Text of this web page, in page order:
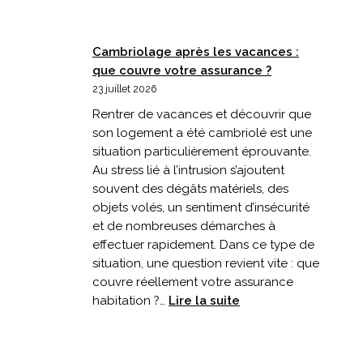
Cambriolage après les vacances :
que couvre votre assurance ?
23 juillet 2026
Rentrer de vacances et découvrir que
son logement a été cambriolé est une
situation particulièrement éprouvante.
Au stress lié à l’intrusion s’ajoutent
souvent des dégâts matériels, des
objets volés, un sentiment d’insécurité
et de nombreuses démarches à
effectuer rapidement. Dans ce type de
situation, une question revient vite : que
couvre réellement votre assurance
habitation ?… Lire la suite